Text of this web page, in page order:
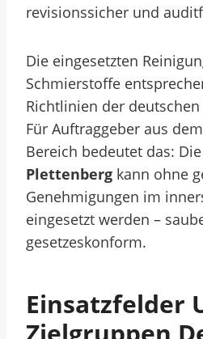
revisionssicher und
Die eingesetzten
Schmierstoffe
Richtlinien der
Für Auftraggeber aus
Bereich bedeutet das: Die
Plettenberg kann ohne
Genehmigungen im
eingesetzt werden –
gesetzeskonform.
Einsatzfelder